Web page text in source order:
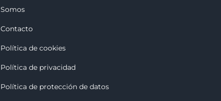
Somos
Contacto
Política de cookies
Política de privacidad
Política de protección de datos